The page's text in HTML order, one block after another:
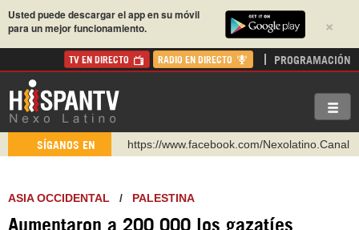
×
Usted puede descargar el app en su móvil
para un mejor funcionamiento.
TV EN DIRECTO RADIO EN DIRECTO PROGRAMACIÓN
SÍGANOS EN
https://www.facebook.com/Nexolatino.Canal
http://twitter.com/nexo_latino
https://t.me/hispantvcanal
ASIA OCCIDENTAL / PALESTINA
Aumentaron a 200 000 los gazatíes